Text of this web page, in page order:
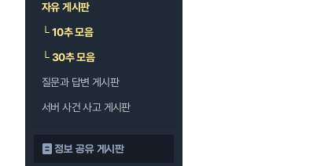
자유 게시판
└10추 모음
└30추 모음
질문과 답변 게시판
서버 사건 사고 게시판
정보 공유 게시판